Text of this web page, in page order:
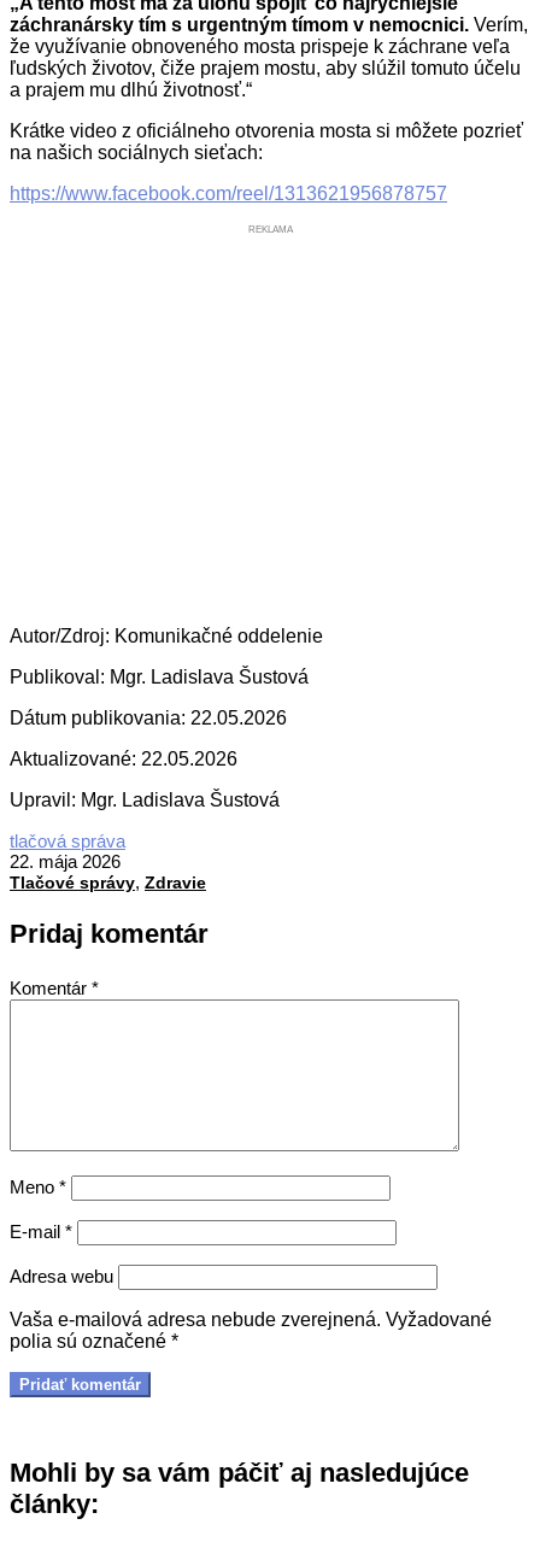
záchranársky tím s urgentným tímom v nemocnici. Verím,
že využívanie obnoveného mosta prispeje k záchrane veľa
ľudských životov, čiže prajem mostu, aby slúžil tomuto účelu
a prajem mu dlhú životnosť.“
Krátke video z oficiálneho otvorenia mosta si môžete pozrieť
na našich sociálnych sieťach:
https://www.facebook.com/reel/1313621956878757
REKLAMA
Autor/Zdroj: Komunikačné oddelenie
Publikoval: Mgr. Ladislava Šustová
Dátum publikovania: 22.05.2026
Aktualizované: 22.05.2026
Upravil: Mgr. Ladislava Šustová
2026-
05-
22
tlačová správa
22. mája 2026
Tlačové správy, Zdravie
Pridaj komentár
Komentár *
Meno *
E-mail *
Adresa webu
Vaša e-mailová adresa nebude zverejnená. Vyžadované
polia sú označené *
Mohli by sa vám páčiť aj nasledujúce
články: